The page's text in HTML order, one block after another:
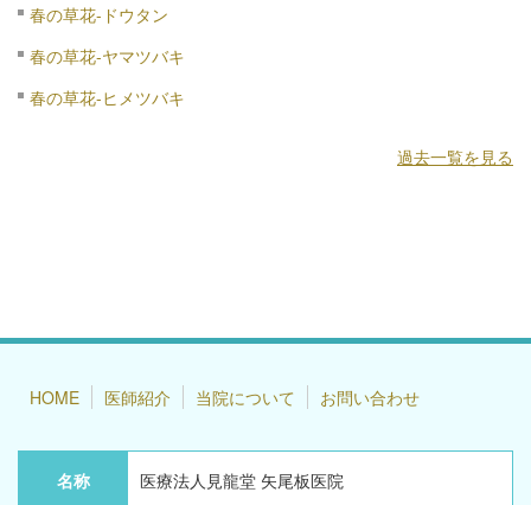
春の草花-ドウタン
春の草花-ヤマツバキ
春の草花-ヒメツバキ
過去一覧を見る
HOME 医師紹介 当院について お問い合わせ
名称 医療法人見龍堂 矢尾板医院